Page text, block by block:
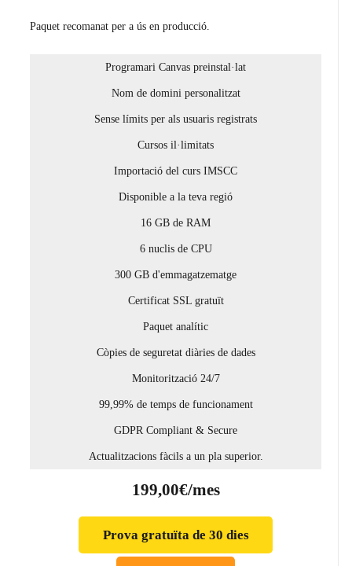
Paquet recomanat per a ús en producció.
Programari Canvas preinstal·lat
Nom de domini personalitzat
Sense límits per als usuaris registrats
Cursos il·limitats
Importació del curs IMSCC
Disponible a la teva regió
16 GB de RAM
6 nuclis de CPU
300 GB d'emmagatzematge
Certificat SSL gratuït
Paquet analític
Còpies de seguretat diàries de dades
Monitorització 24/7
99,99% de temps de funcionament
GDPR Compliant & Secure
Actualitzacions fàcils a un pla superior.
199,00€/mes
Prova gratuïta de 30 dies